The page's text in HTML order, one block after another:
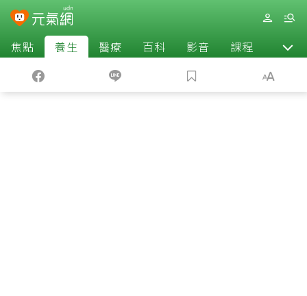
焦點 養生 醫療 百科 影音 課程 退休